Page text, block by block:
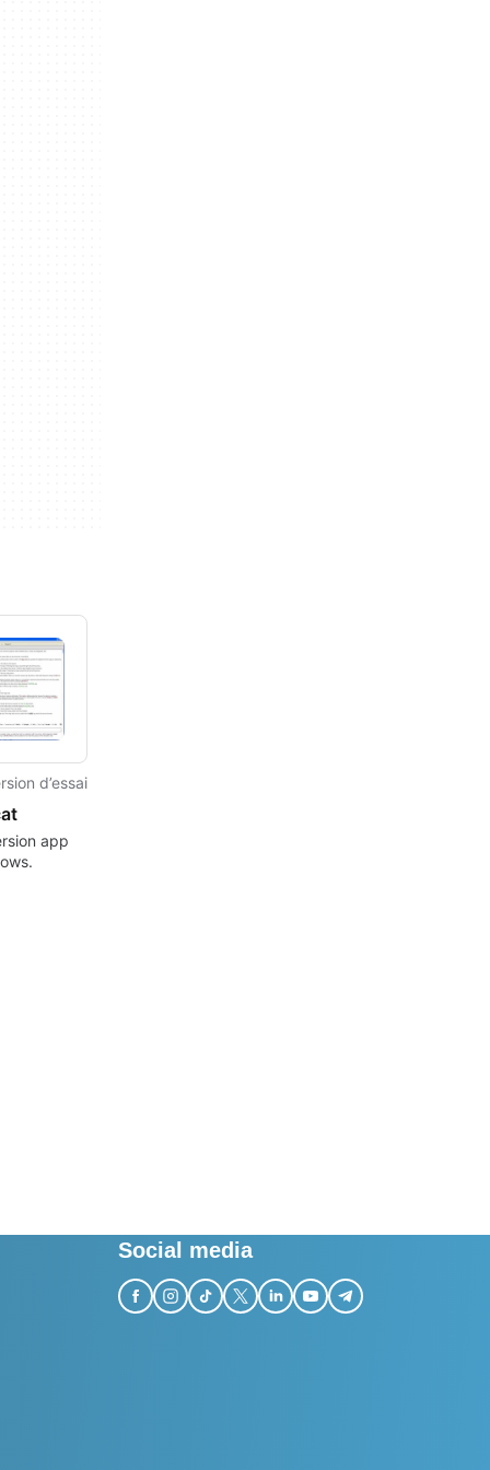
d’essai
app
Social media